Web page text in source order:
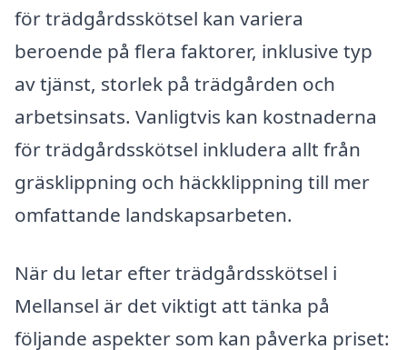
för trädgårdsskötsel kan variera
beroende på flera faktorer, inklusive typ
av tjänst, storlek på trädgården och
arbetsinsats. Vanligtvis kan kostnaderna
för trädgårdsskötsel inkludera allt från
gräsklippning och häckklippning till mer
omfattande landskapsarbeten.
När du letar efter trädgårdsskötsel i
Mellansel är det viktigt att tänka på
följande aspekter som kan påverka priset: